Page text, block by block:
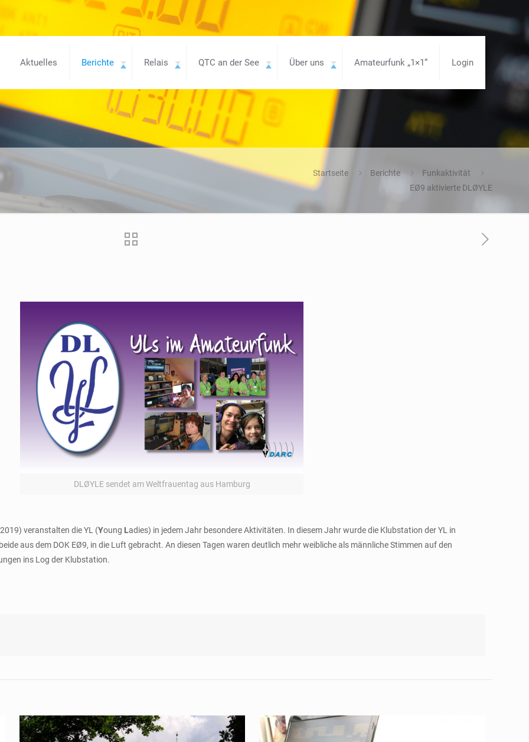
Aktuelles Berichte Relais QTC an der See Über uns Amateurfunk „1×1“ Login
Startseite Berichte
Funkaktivität
EØ9 aktivierte DLØYLE
DLØYLE sendet am Weltfrauentag aus Hamburg
veranstalten die YL (Young Ladies) in jedem Jahr besondere Aktivitäten. In diesem Jahr wurde die Klubstation der YL in
aus dem DOK EØ9, in die Luft gebracht. An diesen Tagen waren deutlich mehr weibliche als männliche Stimmen auf den
ins Log der Klubstation.